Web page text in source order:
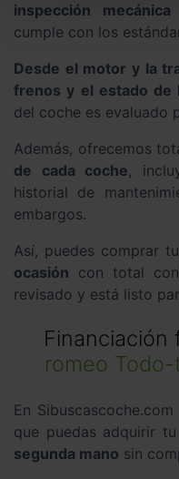
inspección
cumple con los
Desde el motor y la
frenos y el estado de
del coche es evaluado
Además, ofrecemos
de cada coche,
historial de
embargos.
Así, puedes comprar tu
ocasión con total
revisado y está listo
Financiación
romeo
En
que puedas adquirir tu
segunda mano sin